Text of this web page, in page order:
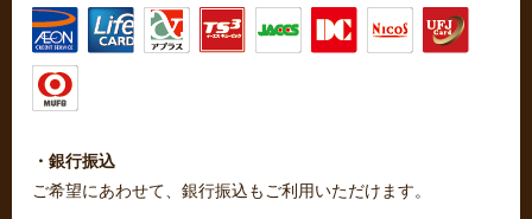
・銀行振込
ご希望にあわせて、銀行振込もご利用いただけます。